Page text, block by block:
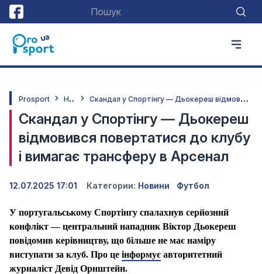
Prosport Н
овини С
кандал у Спортінгу — Дьокереш відмовився повертатися до клубу і вимагає трансферу в Арсенал
Скандал у Спортінгу — Дьокереш
відмовився повертатися до клубу
і вимагає трансферу в Арсенал
12.07.2025 17:01 Категории: Новини Футбол
У португальському Спортінгу спалахнув серйозний
конфлікт — центральний нападник Віктор Дьокереш
повідомив керівництву, що більше не має наміру
виступати за клуб. Про це інформує авторитетний
журналіст Девід Орнштейн.